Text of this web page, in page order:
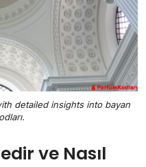
detailed insights into bayan
ve Nasıl